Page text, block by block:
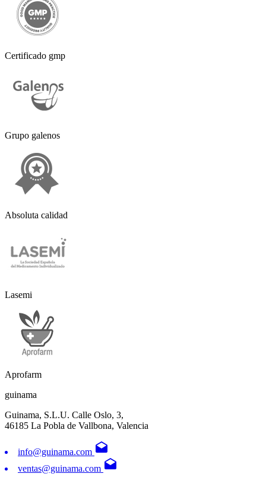
Certificado gmp
Grupo galenos
Absoluta calidad
Lasemi
Aprofarm
guinama
Guinama, S.L.U. Calle Oslo, 3,
46185 La Pobla de Vallbona, Valencia
info@guinama.com drafts
ventas@guinama.com drafts